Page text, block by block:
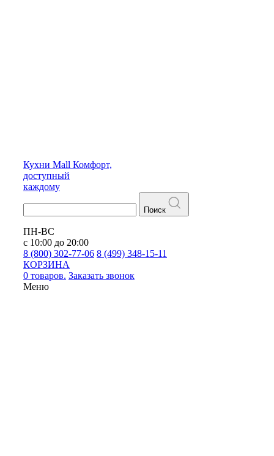
Кухни Mall Комфорт,
доступный
каждому
Поиск
ПН-ВС
с 10:00 до 20:00
8 (800) 302-77-06 8 (499) 348-15-11
КОРЗИНА
0 товаров. Заказать звонок
Меню